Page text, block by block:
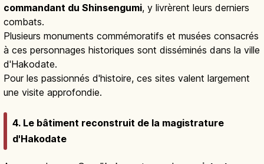
commandant du Shinsengumi, y livrèrent leurs derniers
combats.
Plusieurs monuments commémoratifs et musées consacrés
à ces personnages historiques sont disséminés dans la ville
d'Hakodate.
Pour les passionnés d'histoire, ces sites valent largement
une visite approfondie.
4. Le bâtiment reconstruit de la magistrature
d'Hakodate